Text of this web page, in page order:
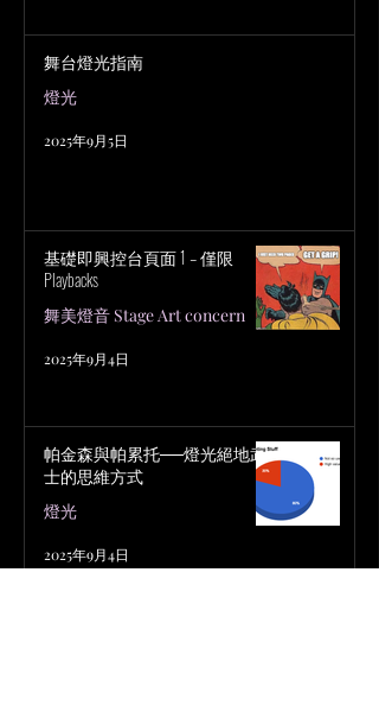
舞台燈光指南
燈光
2025年9月5日
基礎即興控台頁面 1 – 僅限
Playbacks
舞美燈音 Stage Art concern
2025年9月4日
帕金森與帕累托──燈光絕地武
士的思維方式
燈光
2025年9月4日